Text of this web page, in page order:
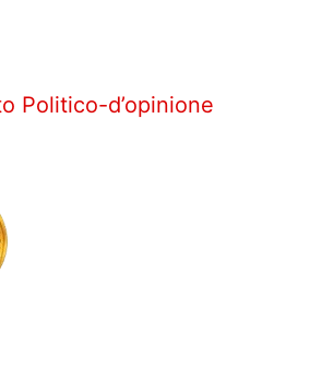
Politico-d’opinione